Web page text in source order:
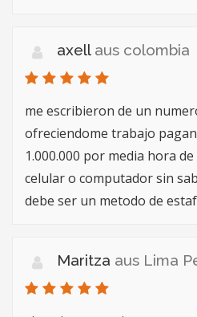
axell aus colombia
me escribieron de un
ofreciendome trabajo
1.000.000 por media hora
celular o computador sin
debe ser un metodo de
Maritza aus Lima